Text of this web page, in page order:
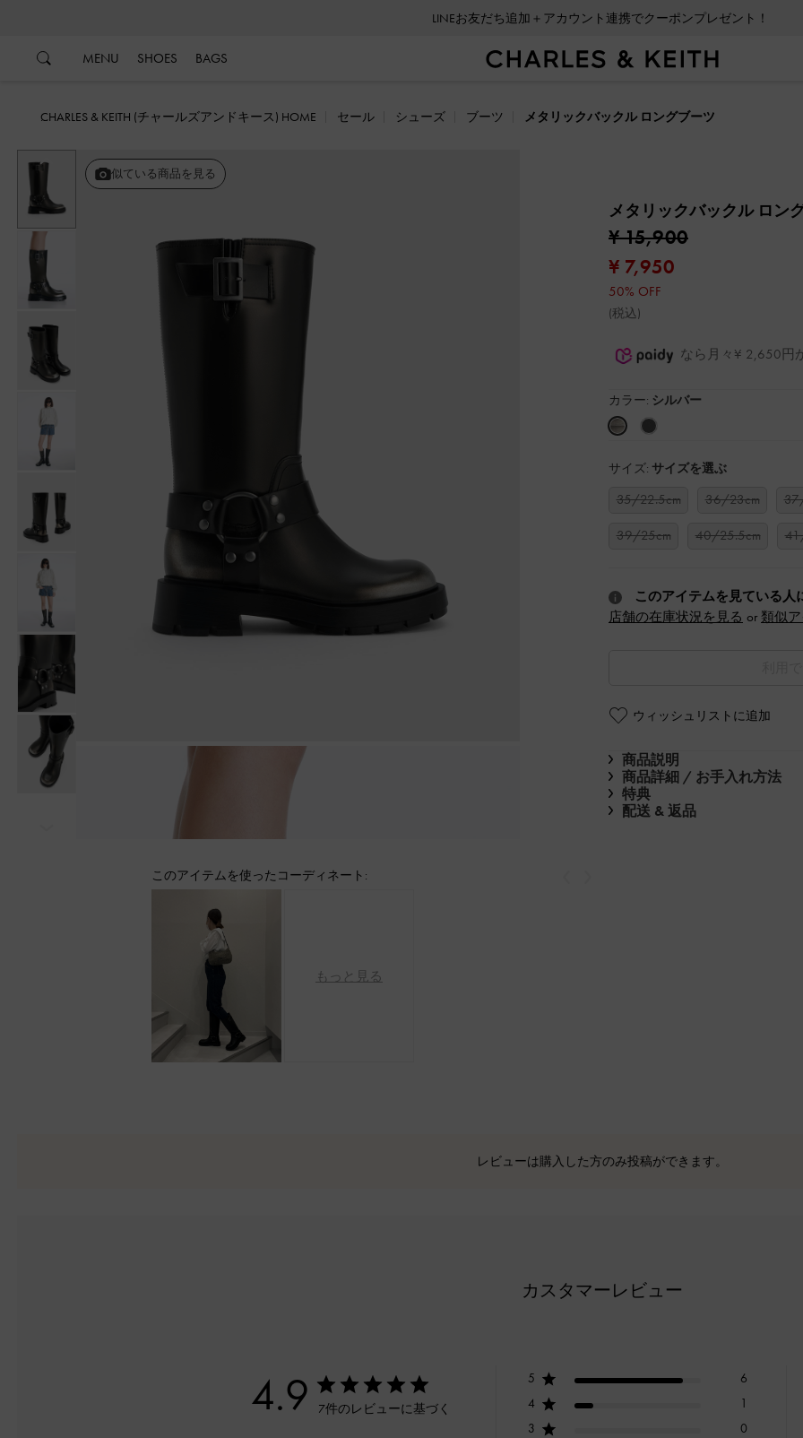
LINEお友だち追加＋アカウント連携でクーポンプレゼント！
MENU SHOES BAGS
CHARLES & KEITH (チャールズアンドキース) HOME セール シューズ ブーツ メタリックバックル ロングブーツ
戻る 似ている商品を見る
メタリックバックル ロン
¥ 15,900
¥ 7,950
50% OFF
(税込)
なら月々¥ 2,650円
カラー: シルバー
サイズ: サイズを選ぶ
35/22.5cm 36/23cm
39/25cm
40/25.5cm
このアイテムを見ている人
店舗の在庫状況を見る or 類似
ウィッシュリストに追加
商品説明
商品詳細 / お手入れ方法
特典
配送 & 返品
このアイテムを使ったコーディネート:
もっと見る
レビューは購入した方のみ投稿ができます。
カスタマーレビュー
4.9 7件のレビューに基づく
5
6
4
1
3
0